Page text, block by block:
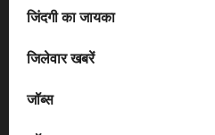
जिंदगी का जायका
जिलेवार खबरें
जॉब्स